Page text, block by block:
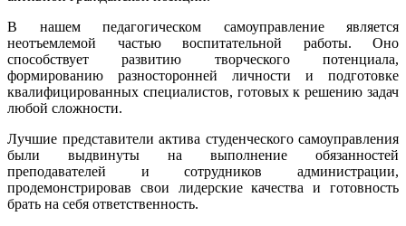
В нашем педагогическом самоуправление является
неотъемлемой частью воспитательной работы. Оно
способствует развитию творческого потенциала,
формированию разносторонней личности и подготовке
квалифицированных специалистов, готовых к решению задач
любой сложности.
Лучшие представители актива студенческого самоуправления
были выдвинуты на выполнение обязанностей
преподавателей и сотрудников администрации,
продемонстрировав свои лидерские качества и готовность
брать на себя ответственность.